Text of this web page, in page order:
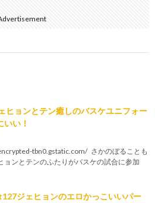
ヒョンとテン癒しのバスケユニフォー
いい！
tbn0.gstatic.com/ さかのぼることも
ョンとテンのふたりがバスケの試合に参加
ジェヒョンのエロかっこいいパー